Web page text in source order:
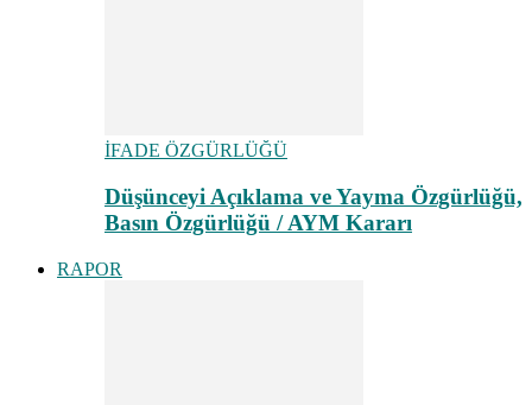
İFADE ÖZGÜRLÜĞÜ
Düşünceyi Açıklama ve Yayma Özgürlüğü,
Basın Özgürlüğü / AYM Kararı
RAPOR